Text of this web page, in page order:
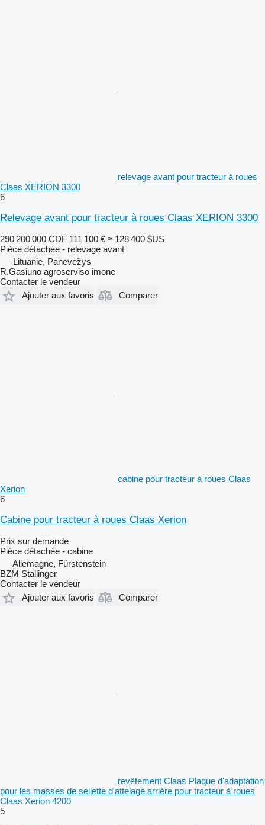
relevage avant pour tracteur à roues
Claas XERION 3300
6
Relevage avant pour tracteur à roues Claas XERION 3300
290 200 000 CDF 111 100 € ≈ 128 400 $US
Pièce détachée - relevage avant
Lituanie, Panevėžys
R.Gasiuno agroserviso imone
Contacter le vendeur
Ajouter aux favoris
Comparer
cabine pour tracteur à roues Claas
Xerion
6
Cabine pour tracteur à roues Claas Xerion
Prix sur demande
Pièce détachée - cabine
Allemagne, Fürstenstein
BZM Stallinger
Contacter le vendeur
Ajouter aux favoris
Comparer
revêtement Claas Plaque d'adaptation
pour les masses de sellette d'attelage arrière pour tracteur à roues
Claas Xerion 4200
5